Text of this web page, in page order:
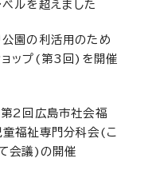
ルを超えました
園の利活用のため
ョップ(第3回)を開催
2回広島市社会福
童福祉専門分科会(こ
会議)の開催